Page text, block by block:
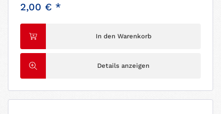
2,00 € *
In den Warenkorb
Details anzeigen